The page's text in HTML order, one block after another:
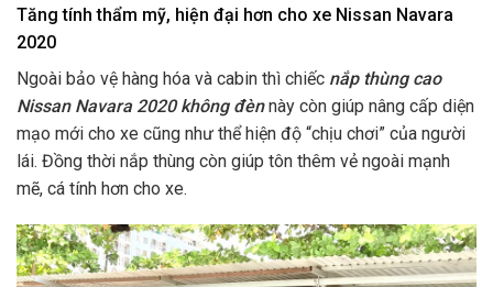
Tăng tính thẩm mỹ, hiện đại hơn cho xe Nissan Navara
2020
Ngoài bảo vệ hàng hóa và cabin thì chiếc nắp thùng cao
Nissan Navara 2020 không đèn này còn giúp nâng cấp diện
mạo mới cho xe cũng như thể hiện độ “chịu chơi” của người
lái. Đồng thời nắp thùng còn giúp tôn thêm vẻ ngoài mạnh
mẽ, cá tính hơn cho xe.